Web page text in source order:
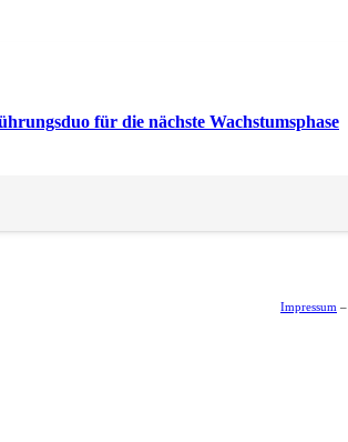
für die nächste Wachstumsphase
Impressum –